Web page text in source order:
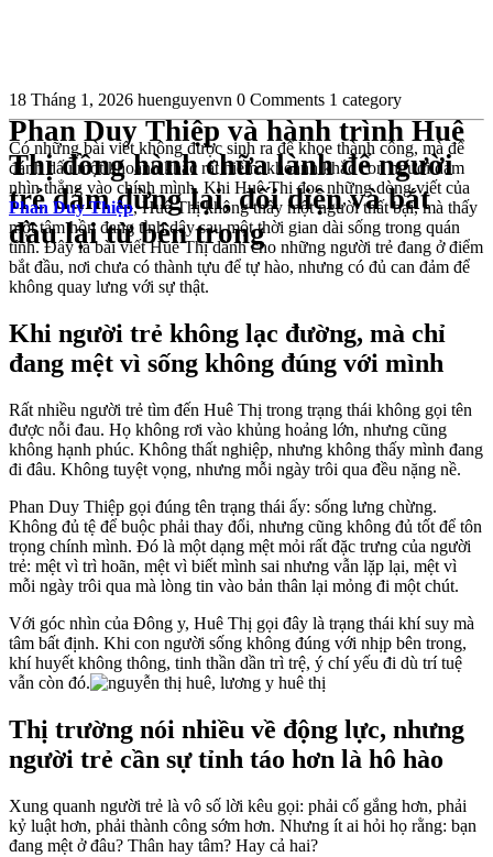
Phan Duy Thiệp và hành trình Huê
Thị đồng hành chữa lành để người
trẻ dám dừng lại, đối diện và bắt
đầu lại từ bên trong
18 Tháng 1, 2026 huenguyenvn 0 Comments 1 category
Có những bài viết không được sinh ra để khoe thành công, mà để
đánh dấu một khoảnh khắc rất hiếm: khoảnh khắc con người dám
nhìn thẳng vào chính mình. Khi Huê Thị đọc những dòng viết của
Phan Duy Thiệp, Huê Thị không thấy một người thất bại, mà thấy
một tâm hồn đang tỉnh dậy sau một thời gian dài sống trong quán
tính. Đây là bài viết Huê Thị dành cho những người trẻ đang ở điểm
bắt đầu, nơi chưa có thành tựu để tự hào, nhưng có đủ can đảm để
không quay lưng với sự thật.
Khi người trẻ không lạc đường, mà chỉ
đang mệt vì sống không đúng với mình
Rất nhiều người trẻ tìm đến Huê Thị trong trạng thái không gọi tên
được nỗi đau. Họ không rơi vào khủng hoảng lớn, nhưng cũng
không hạnh phúc. Không thất nghiệp, nhưng không thấy mình đang
đi đâu. Không tuyệt vọng, nhưng mỗi ngày trôi qua đều nặng nề.
Phan Duy Thiệp gọi đúng tên trạng thái ấy: sống lưng chừng.
Không đủ tệ để buộc phải thay đổi, nhưng cũng không đủ tốt để tôn
trọng chính mình. Đó là một dạng mệt mỏi rất đặc trưng của người
trẻ: mệt vì trì hoãn, mệt vì biết mình sai nhưng vẫn lặp lại, mệt vì
mỗi ngày trôi qua mà lòng tin vào bản thân lại mỏng đi một chút.
Với góc nhìn của Đông y, Huê Thị gọi đây là trạng thái khí suy mà
tâm bất định. Khi con người sống không đúng với nhịp bên trong,
khí huyết không thông, tinh thần dần trì trệ, ý chí yếu đi dù trí tuệ
vẫn còn đó.
Thị trường nói nhiều về động lực, nhưng
người trẻ cần sự tỉnh táo hơn là hô hào
Xung quanh người trẻ là vô số lời kêu gọi: phải cố gắng hơn, phải
kỷ luật hơn, phải thành công sớm hơn. Nhưng ít ai hỏi họ rằng: bạn
đang mệt ở đâu? Thân hay tâm? Hay cả hai?